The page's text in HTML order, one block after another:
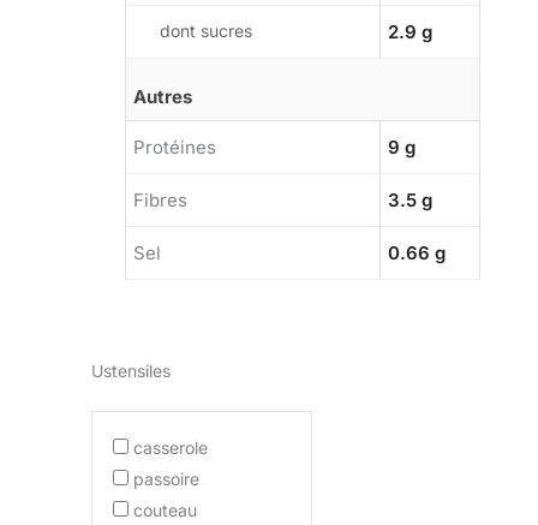
dont sucres 2.9 g
Autres
Protéines 9 g
Fibres 3.5 g
Sel 0.66 g
Ustensiles
casserole
passoire
couteau